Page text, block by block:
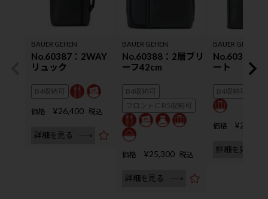
BAUER GEHEN
No.60387：2WAY
リュック
B4収納可
価格 ¥26,400 税込
詳細を見る
BAUER GEHEN
No.60388：2層ブリ
ーフ42cm
B4収納可
フロントにB5収納可
価格 ¥25,300 税込
詳細を見る
BAUER GEHEN
No.60383：
ート
B4収納可
価格 ¥23,100
詳細を見る